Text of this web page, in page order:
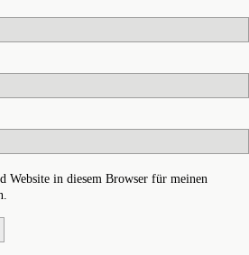
Website in diesem Browser für meinen